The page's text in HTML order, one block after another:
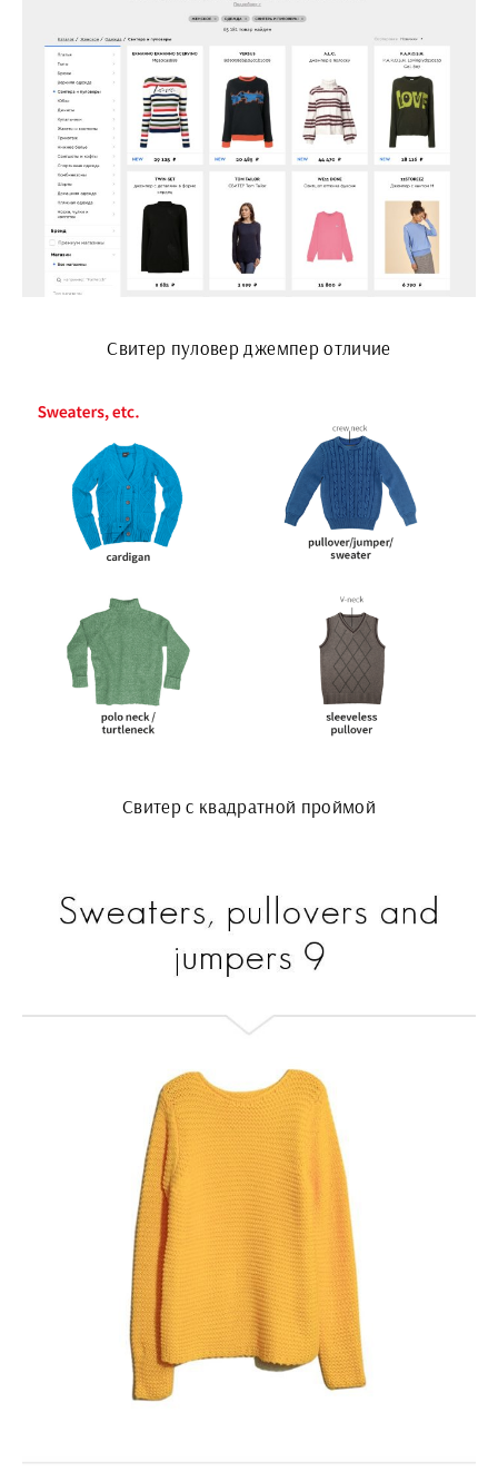
Свитер пуловер джемпер отличие
Свитер с квадратной проймой